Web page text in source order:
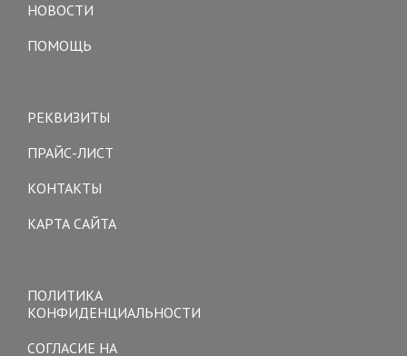
НОВОСТИ
ПОМОЩЬ
РЕКВИЗИТЫ
ПРАЙС-ЛИСТ
КОНТАКТЫ
КАРТА САЙТА
ПОЛИТИКА
КОНФИДЕНЦИАЛЬНОСТИ
СОГЛАСИЕ НА